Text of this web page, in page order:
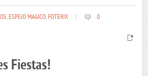
,ESPEJO MAGICO,FOTERIX 0
Fiestas!